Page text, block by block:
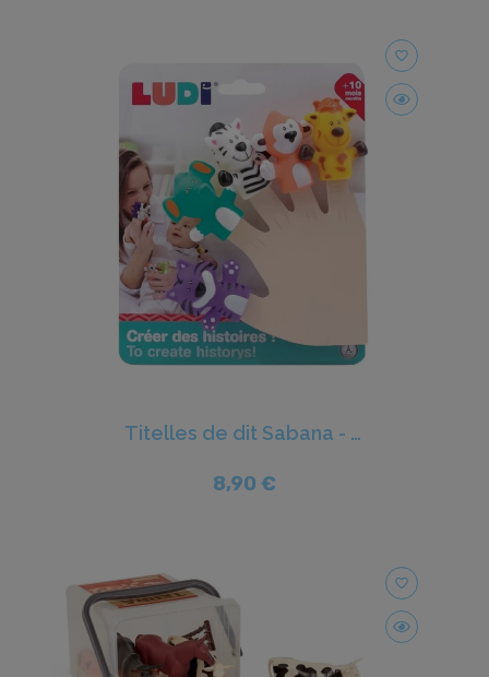
favorite_border
Titelles de dit Sabana - Ludi
8,90 €
favorite_border